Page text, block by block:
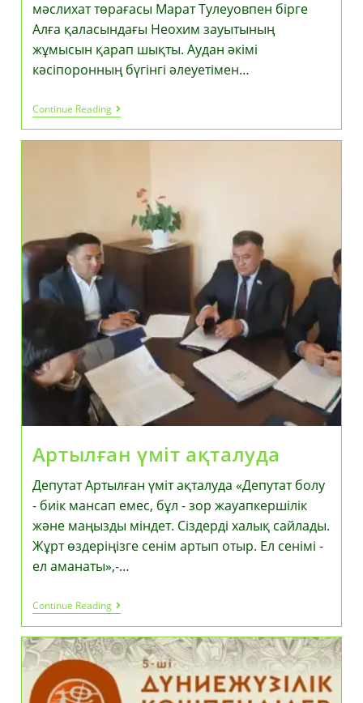
мәслихат төрағасы Марат Тулеуовпен бірге
Алға қаласындағы Неохим зауытының
жұмысын қарап шықты. Аудан әкімі
кәсіпоронның бүгінгі әлеуетімен…
Continue ReadingӨмірдің
Өзегі
–
Артылған үміт ақталуда
Депутат Артылған үміт ақталуда «Депутат болу
- биік мансап емес, бұл - зор жауапкершілік
және маңызды міндет. Сіздерді халық сайлады.
Жұрт өздеріңізге сенім артып отыр. Ел сенімі -
ел аманаты»,-…
Continue ReadingАртылған
Үміт
Ақталуда